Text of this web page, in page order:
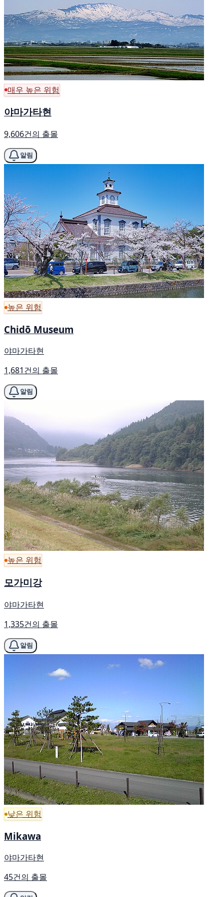
매우 높은 위험
야마가타현
9,606건의 출몰
알림
높은 위험
Chidō Museum
야마가타현
1,681건의 출몰
알림
높은 위험
모가미강
야마가타현
1,335건의 출몰
알림
낮은 위험
Mikawa
야마가타현
45건의 출몰